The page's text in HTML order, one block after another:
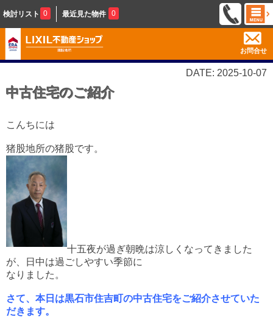
検討リスト 0 最近見た物件 0
お問合せ
DATE: 2025-10-07
中古住宅のご紹介
こんちには
猪股地所の猪股です。
十五夜が過ぎ朝晩は涼しくなってきました
が、日中は過ごしやすい季節に
なりました。
さて、本日は黒石市住吉町の中古住宅をご紹介させていた
だきます。